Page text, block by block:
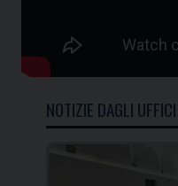
NOTIZIE DAGLI UFFICI